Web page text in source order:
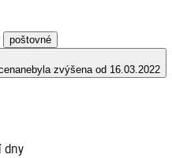
poštovné
nebyla zvýšena od 16.03.2022
dny